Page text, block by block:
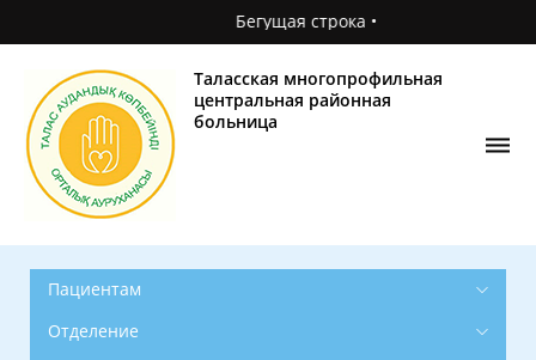
поликлинике
Новости
Фотогалерея
Контакты
Бегущая строка •
Таласская многопрофильная
центральная районная
больница
Пациентам
Отделение